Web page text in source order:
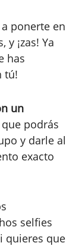
ponerte en
¡zas! Ya
has
tú!
un
que podrás
y darle al
exacto
selfies
quieres que